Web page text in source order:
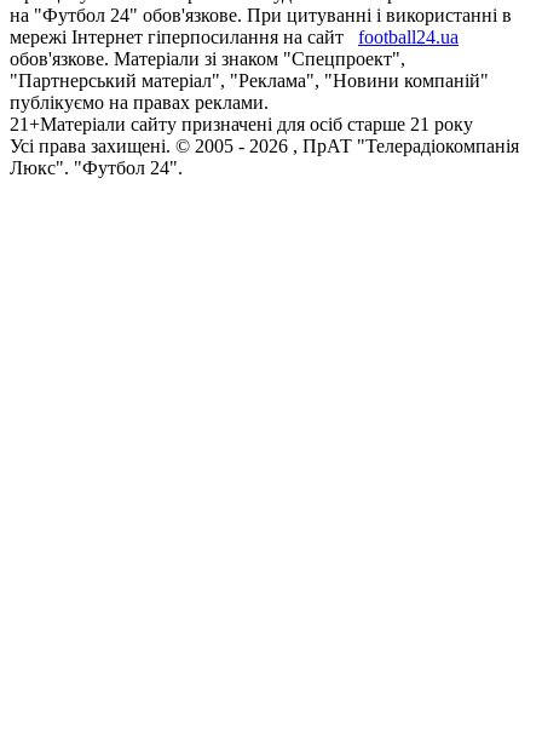
на "Футбол 24" обов'язкове. При цитуванні і використанні в
мережі Інтернет гіперпосилання на сайт
football24.ua
обов'язкове. Матеріали зі знаком "Спецпроект",
"Партнерський матеріал", "Реклама", "Новини компаній"
публікуємо на правах реклами.
21+Матеріали сайту призначені для осіб старше 21 року
Усi права захищенi. © 2005 - 2026 , ПрАТ "Телерадіокомпанія
Люкс". "Футбол 24".